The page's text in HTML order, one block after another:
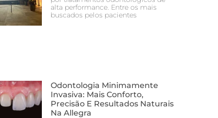
alta performance. Entre os mais
buscados pelos pacientes
Odontologia Minimamente
Invasiva: Mais Conforto,
Precisão E Resultados Naturais
Na Allegra